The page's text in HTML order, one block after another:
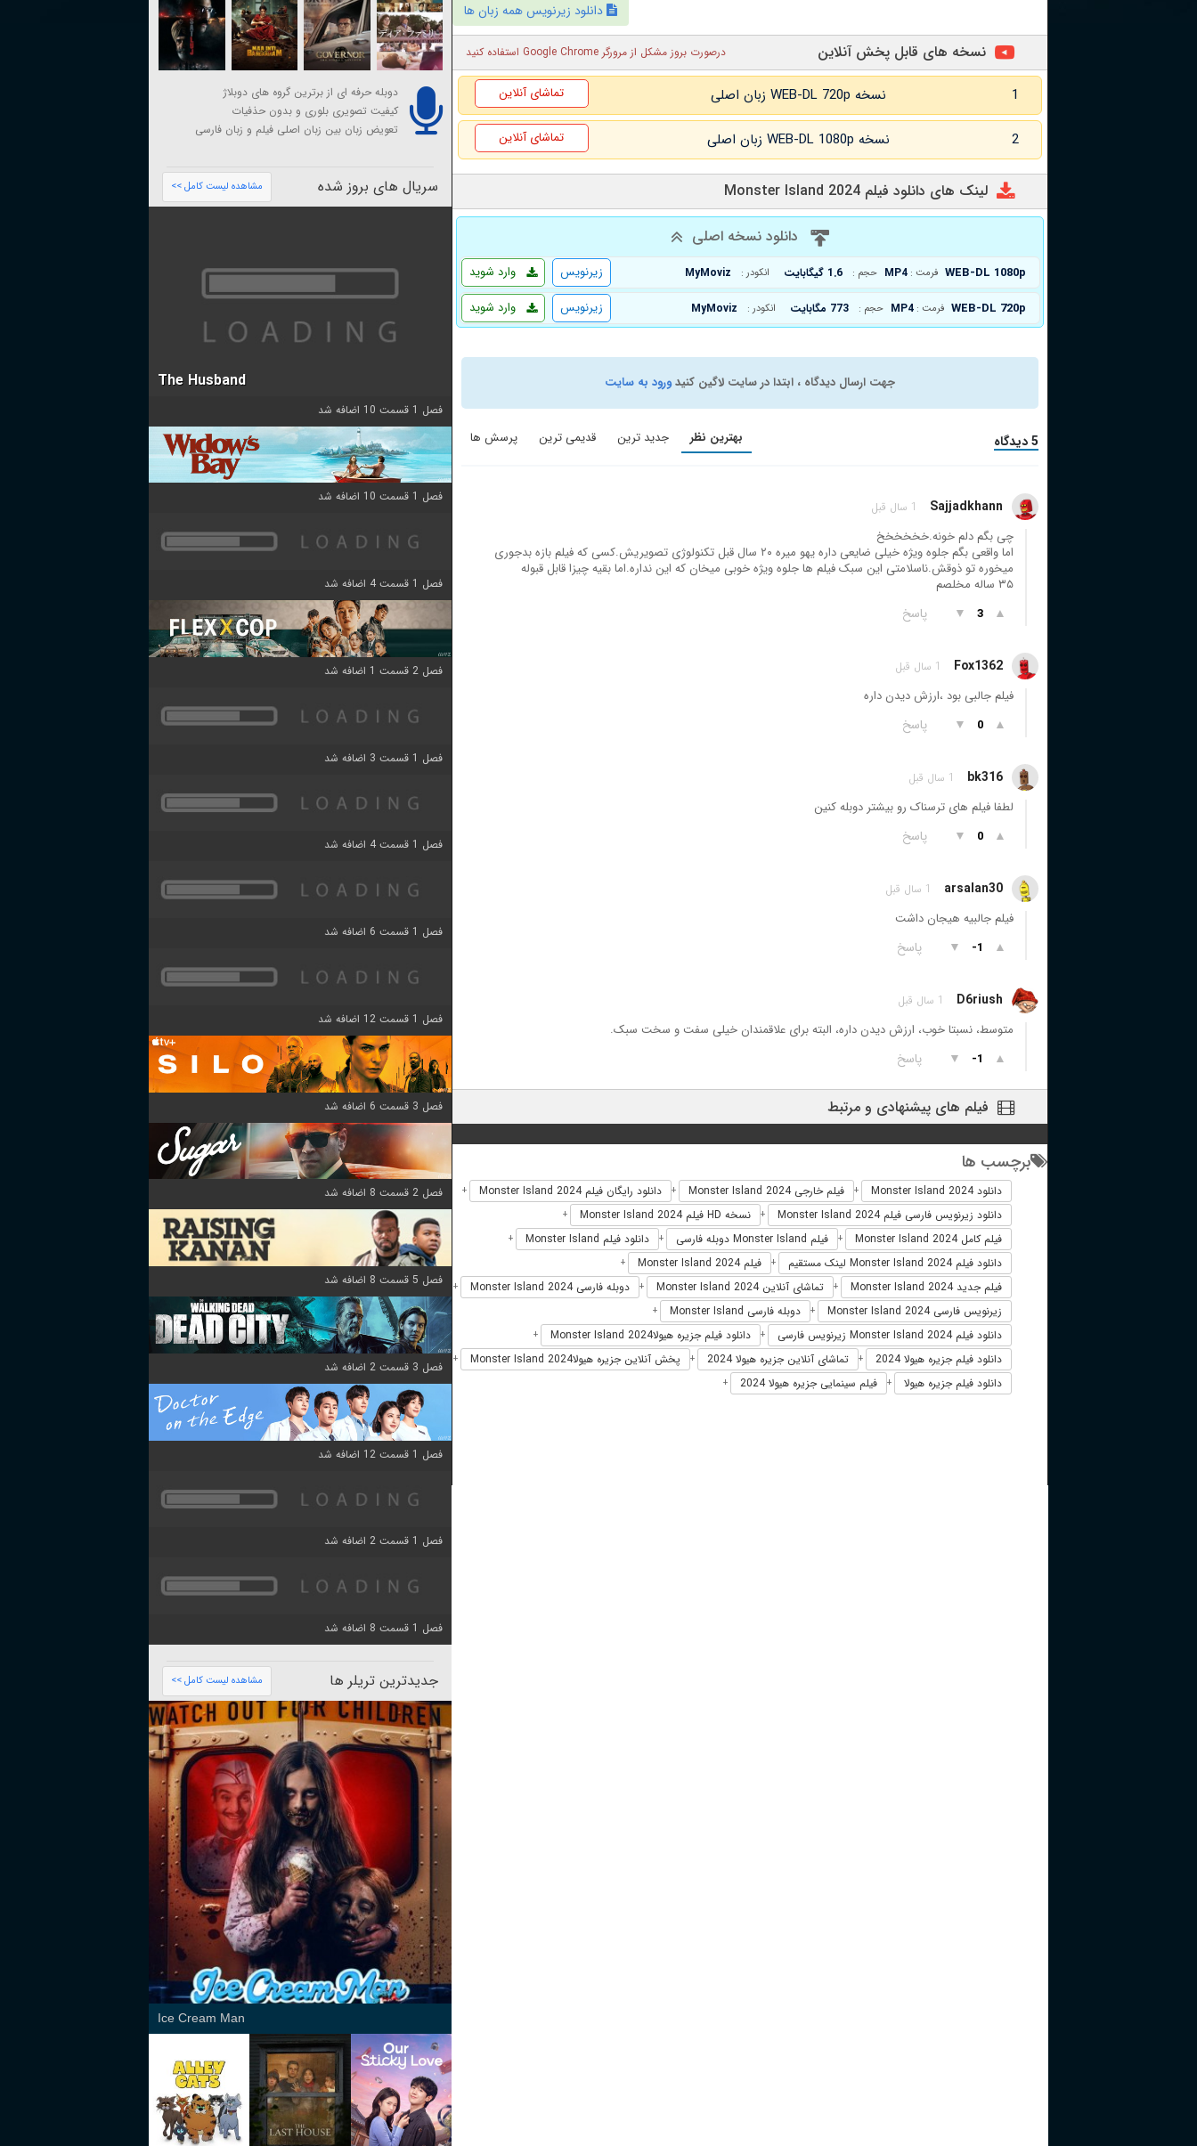
دانلود زیرنویس همه زبان ها
نسخه های قابل پخش آنلاین درصورت بروز مشکل از مرورگر Google Chrome استفاده کنید
1 نسخه WEB-DL 720p زبان اصلی تماشای آنلاین
2 نسخه WEB-DL 1080p زبان اصلی تماشای آنلاین
لینک های دانلود فیلم Monster Island 2024
دانلود نسخه اصلی
WEB-DL 1080p فرمت : MP4 حجم : 1.6 گیگابایت انکودر : MyMoviz وارد شوید
زیرنویس
WEB-DL 720p فرمت : MP4 حجم : 773 مگابایت انکودر : MyMoviz وارد شوید زیرنویس
جهت ارسال دیدگاه ، ابتدا در سایت لاگین کنیدورود به سایت
5 دیدگاه بهترین نظر جدید ترین قدیمی ترین پرسش ها
Sajjadkhann 1 سال قبل
چی بگم دلم خونه.خخخخخخ
اما واقعی بگم جلوه ویژه خیلی ضایعی داره یهو میره ۲۰ سال قبل تکنولوژی تصویریش.کسی که فیلم بازه بدجوری
میخوره تو ذوقش.ناسلامتی این سبک فیلم ها جلوه ویژه خوبی میخان که این نداره.اما بقیه چیزا قابل قبوله
۳۵ ساله مخلصم
▲
3
▼ پاسخ
Fox1362 1 سال قبل
فیلم جالبی بود ،ارزش دیدن داره
▲
0
▼ پاسخ
bk316 1 سال قبل
لطفا فیلم های ترسناک رو بیشتر دوبله کنین
▲
0
▼ پاسخ
arsalan30 1 سال قبل
فیلم جالبیه هیجان داشت
▲
-1
▼ پاسخ
D6riush 1 سال قبل
متوسط، نسبتا خوب، ارزش دیدن داره، البته برای علاقمندان خیلی سفت و سخت سبک.
▲
-1
▼ پاسخ
فیلم های پیشنهادی و مرتبط
برچسب ها
دانلود Monster Island 2024 + فیلم خارجی Monster Island 2024 + دانلود رایگان فیلم Monster Island 2024 +
دانلود زیرنویس فارسی فیلم Monster Island 2024 + نسخه HD فیلم Monster Island 2024 +
فیلم کامل Monster Island 2024 + فیلم Monster Island دوبله فارسی + دانلود فیلم Monster Island +
دانلود فیلم Monster Island 2024 لینک مستقیم + فیلم Monster Island 2024 +
فیلم جدید Monster Island 2024 + تماشای آنلاین Monster Island 2024 + دوبله فارسی Monster Island 2024 +
زیرنویس فارسی Monster Island 2024 + دوبله فارسی Monster Island +
دانلود فیلم Monster Island 2024 زیرنویس فارسی + دانلود فیلم جزیره هیولاMonster Island 2024 +
دانلود فیلم جزیره هیولا 2024 + تماشای آنلاین جزیره هیولا 2024 + پخش آنلاین جزیره هیولاMonster Island 2024 +
دانلود فیلم جزیره هیولا + فیلم سینمایی جزیره هیولا 2024 +
دوبله حرفه ای از برترین گروه های دوبلاژ
کیفیت تصویری بلوری و بدون حذفیات
تعویض زبان بین زبان اصلی فیلم و زبان فارسی
سریال های بروز شده مشاهده لیست کامل >>
The Husband
فصل 1 قسمت 10 اضافه شد
فصل 1 قسمت 10 اضافه شد
فصل 1 قسمت 4 اضافه شد
فصل 2 قسمت 1 اضافه شد
فصل 1 قسمت 3 اضافه شد
فصل 1 قسمت 4 اضافه شد
فصل 1 قسمت 6 اضافه شد
فصل 1 قسمت 12 اضافه شد
فصل 3 قسمت 6 اضافه شد
فصل 2 قسمت 8 اضافه شد
فصل 5 قسمت 8 اضافه شد
فصل 3 قسمت 2 اضافه شد
فصل 1 قسمت 12 اضافه شد
فصل 1 قسمت 2 اضافه شد
فصل 1 قسمت 8 اضافه شد
جدیدترین تریلر ها مشاهده لیست کامل >>
Ice Cream Man